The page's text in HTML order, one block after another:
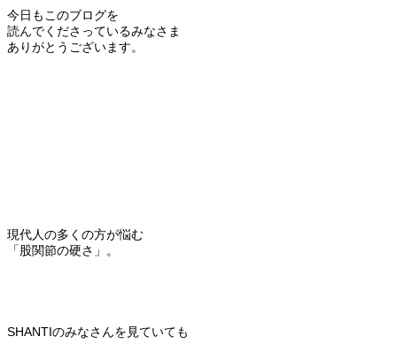
今日もこのブログを
読んでくださっているみなさま
ありがとうございます。
現代人の多くの方が悩む
「股関節の硬さ」。
SHANTIのみなさんを見ていても